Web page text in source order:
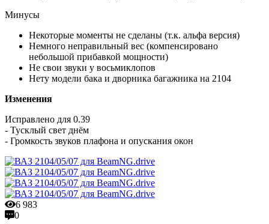
Минусы
Некоторые моменты не сделаны (т.к. альфа версия)
Немного неправильный вес (компенсировано
небольшой прибавкой мощности)
Не свои звуки у восьмиклопов
Нету модели бака и дворника багажника на 2104
Изменения
Исправлено для 0.39
- Тусклый свет днём
- Громкость звуков плафона и опускания окон
6 983
0